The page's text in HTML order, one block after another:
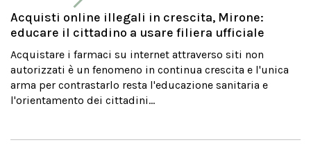
Acquisti online illegali in crescita, Mirone:
educare il cittadino a usare filiera ufficiale
Acquistare i farmaci su internet attraverso siti non
autorizzati è un fenomeno in continua crescita e l'unica
arma per contrastarlo resta l'educazione sanitaria e
l'orientamento dei cittadini...